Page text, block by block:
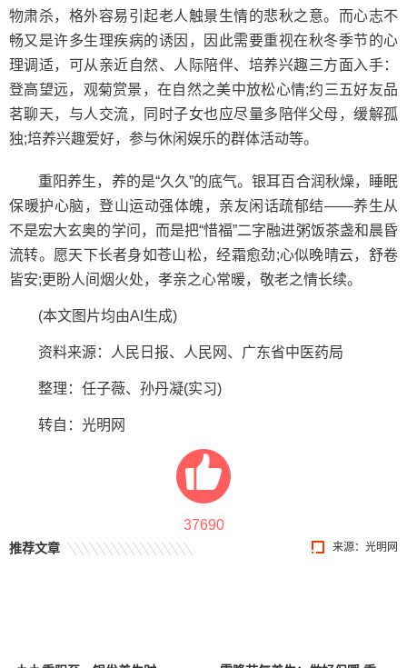
物肃杀，格外容易引起老人触景生情的悲秋之意。而心志不
畅又是许多生理疾病的诱因，因此需要重视在秋冬季节的心
理调适，可从亲近自然、人际陪伴、培养兴趣三方面入手：
登高望远，观菊赏景，在自然之美中放松心情;约三五好友品
茗聊天，与人交流，同时子女也应尽量多陪伴父母，缓解孤
独;培养兴趣爱好，参与休闲娱乐的群体活动等。
重阳养生，养的是“久久”的底气。银耳百合润秋燥，睡眠
保暖护心脑，登山运动强体魄，亲友闲话疏郁结——养生从
不是宏大玄奥的学问，而是把“惜福”二字融进粥饭茶盏和晨昏
流转。愿天下长者身如苍山松，经霜愈劲;心似晚晴云，舒卷
皆安;更盼人间烟火处，孝亲之心常暖，敬老之情长续。
(本文图片均由AI生成)
资料来源：人民日报、人民网、广东省中医药局
整理：任子薇、孙丹凝(实习)
转自：光明网
37690
来源：光明网
推荐文章